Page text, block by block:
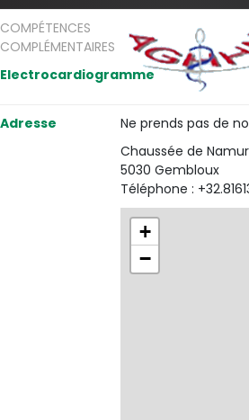
COMPÉTENCES
COMPLÉMENTAIRES
Electrocardiogramme
Adresse
Ne prends pas de
Chaussée de Namur
5030 Gembloux
Téléphone :
+
−